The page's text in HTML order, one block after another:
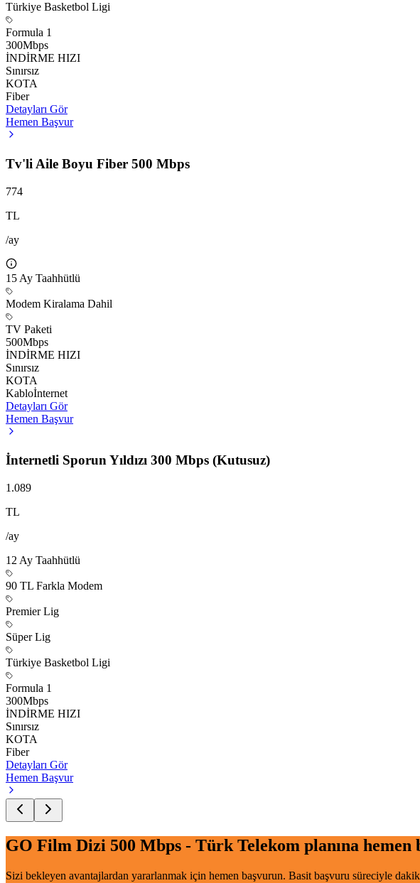
Türkiye Basketbol Ligi
Formula 1
300Mbps
İNDİRME HIZI
Sınırsız
KOTA
Fiber
Detayları Gör
Hemen Başvur
Tv'li Aile Boyu Fiber 500 Mbps
774
TL
/ay
15 Ay Taahhütlü
Modem Kiralama Dahil
TV Paketi
500Mbps
İNDİRME HIZI
Sınırsız
KOTA
Kabloİnternet
Detayları Gör
Hemen Başvur
İnternetli Sporun Yıldızı 300 Mbps (Kutusuz)
1.089
TL
/ay
12 Ay Taahhütlü
90 TL Farkla Modem
Premier Lig
Süper Lig
Türkiye Basketbol Ligi
Formula 1
300Mbps
İNDİRME HIZI
Sınırsız
KOTA
Fiber
Detayları Gör
Hemen Başvur
GO Film Dizi 500 Mbps - Türk Telekom planına hemen
Sizi bekleyen avantajlardan yararlanmak için hemen başvurun. Basit başvuru süreciyle